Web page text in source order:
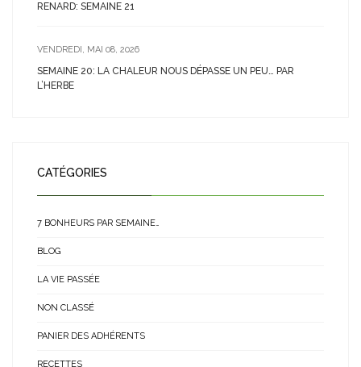
RENARD: SEMAINE 21
VENDREDI, MAI 08, 2026
SEMAINE 20: LA CHALEUR NOUS DÉPASSE UN PEU… PAR
L’HERBE
CATÉGORIES
7 BONHEURS PAR SEMAINE…
BLOG
LA VIE PASSÉE
NON CLASSÉ
PANIER DES ADHÉRENTS
RECETTES